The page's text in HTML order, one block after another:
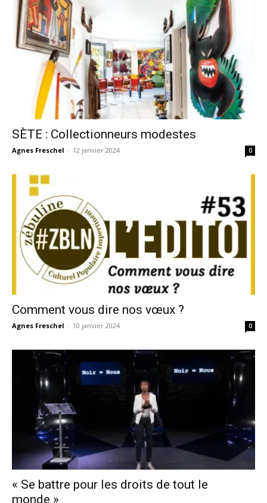
SÈTE : Collectionneurs modestes
Agnes Freschel - 12 janvier 2024 0
Comment vous dire nos vœux ?
Agnes Freschel - 10 janvier 2024 0
« Se battre pour les droits de tout le
monde »